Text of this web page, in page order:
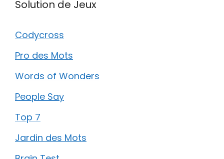
Solution de Jeux
Codycross
Pro des Mots
Words of Wonders
People Say
Top 7
Jardin des Mots